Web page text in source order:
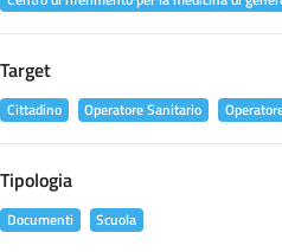
Target
Cittadino Operatore Sanitario
Tipologia
Documenti Scuola